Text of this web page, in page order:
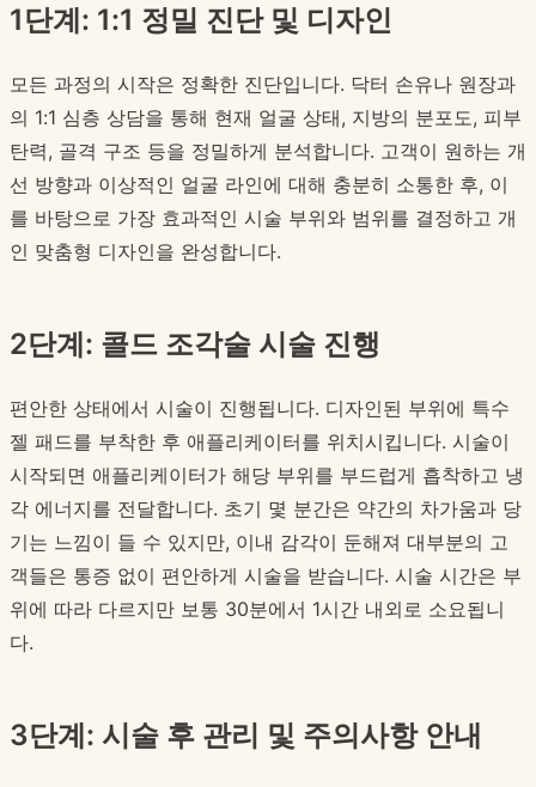
1단계: 1:1 정밀 진단 및 디자인
모든 과정의 시작은 정확한 진단입니다. 닥터 손유나 원장과
의 1:1 심층 상담을 통해 현재 얼굴 상태, 지방의 분포도, 피부
탄력, 골격 구조 등을 정밀하게 분석합니다. 고객이 원하는 개
선 방향과 이상적인 얼굴 라인에 대해 충분히 소통한 후, 이
를 바탕으로 가장 효과적인 시술 부위와 범위를 결정하고 개
인 맞춤형 디자인을 완성합니다.
2단계: 콜드 조각술 시술 진행
편안한 상태에서 시술이 진행됩니다. 디자인된 부위에 특수
젤 패드를 부착한 후 애플리케이터를 위치시킵니다. 시술이
시작되면 애플리케이터가 해당 부위를 부드럽게 흡착하고 냉
각 에너지를 전달합니다. 초기 몇 분간은 약간의 차가움과 당
기는 느낌이 들 수 있지만, 이내 감각이 둔해져 대부분의 고
객들은 통증 없이 편안하게 시술을 받습니다. 시술 시간은 부
위에 따라 다르지만 보통 30분에서 1시간 내외로 소요됩니
다.
3단계: 시술 후 관리 및 주의사항 안내